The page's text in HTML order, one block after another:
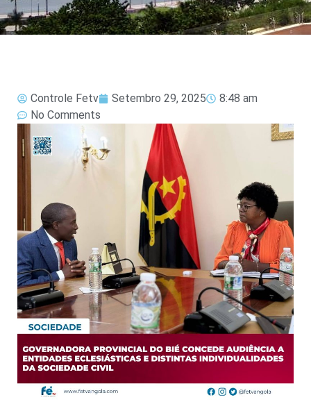
Controle Fetv Setembro 29, 2025
8:48 am
No Comments